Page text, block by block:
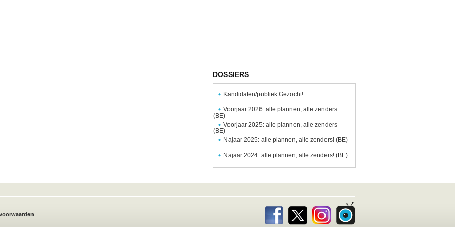
DOSSIERS
Kandidaten/publiek Gezocht!
Voorjaar 2026: alle plannen, alle zenders
(BE)
Voorjaar 2025: alle plannen, alle zenders
(BE)
Najaar 2025: alle plannen, alle zenders! (BE)
Najaar 2024: alle plannen, alle zenders! (BE)